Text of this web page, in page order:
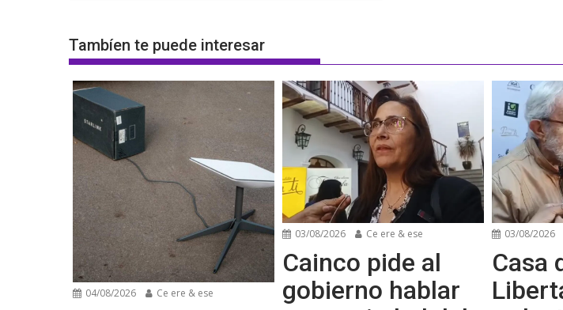
Tambíen te puede interesar
04/08/2026 Ce ere & ese
03/08/2026 Ce ere & ese
Cainco pide al
gobierno hablar
03/08/2026
Casa